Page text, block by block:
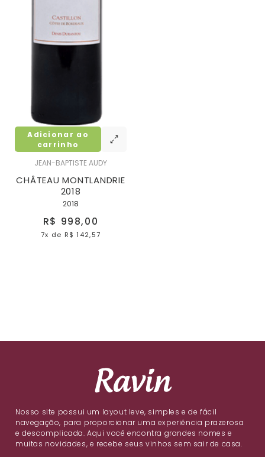
JEAN-BAPTISTE AUDY
CHÂTEAU MONTLANDRIE
2018
2018
R$ 998,00
7x de R$ 142,57
Adicionar ao
carrinho
Nosso site possui um layout leve, simples e de fácil
navegação, para proporcionar uma experiência prazerosa
e descomplicada. Aqui você encontra grandes nomes e
muitas novidades, e recebe seus vinhos sem sair de casa.